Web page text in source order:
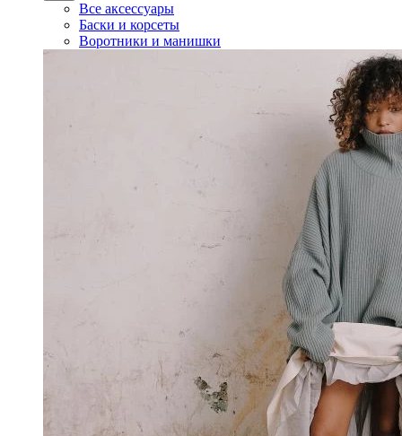
Все аксессуары
Баски и корсеты
Воротники и манишки